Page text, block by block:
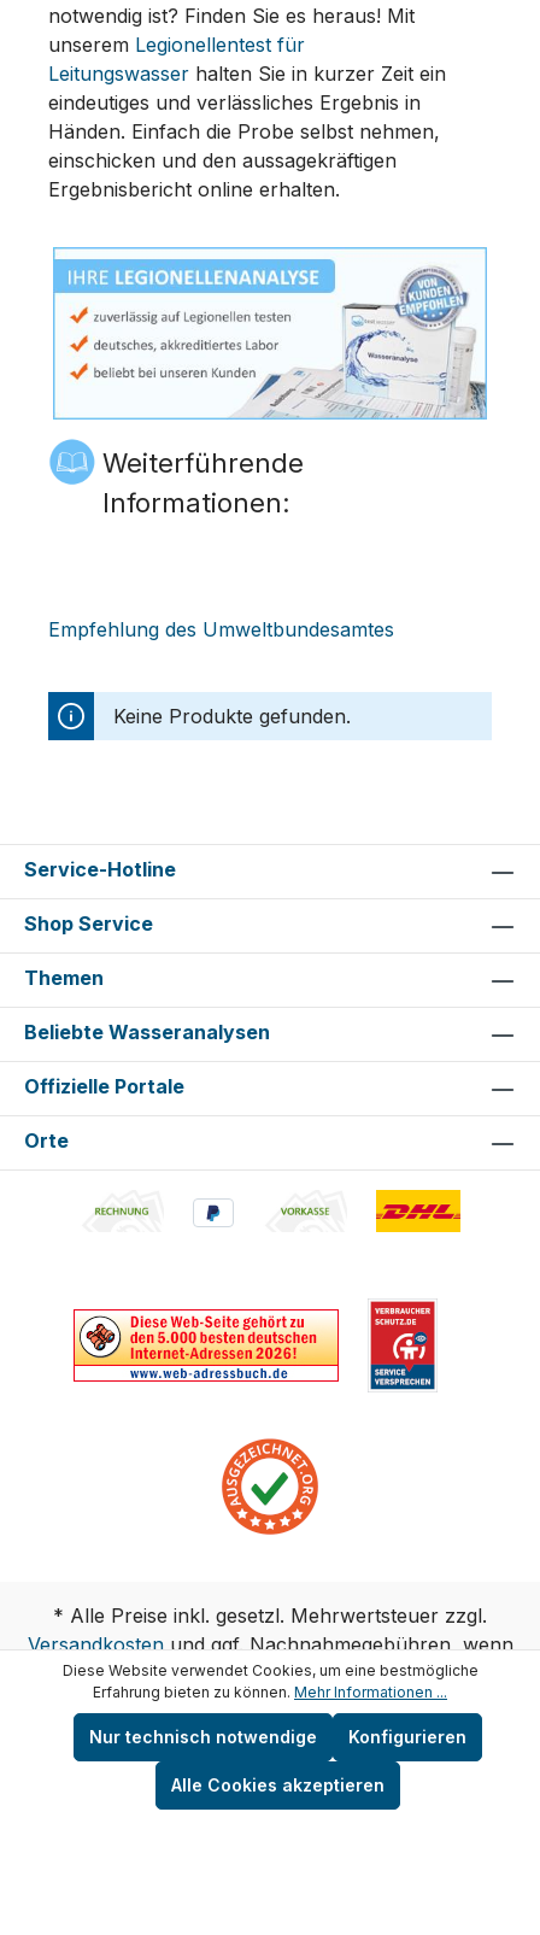
notwendig ist? Finden Sie es heraus! Mit
unserem Legionellentest für
Leitungswasser halten Sie in kurzer Zeit ein
eindeutiges und verlässliches Ergebnis in
Händen. Einfach die Probe selbst nehmen,
einschicken und den aussagekräftigen
Ergebnisbericht online erhalten.
Weiterführende
Informationen:
Empfehlung des Umweltbundesamtes
Keine Produkte gefunden.
Service-Hotline
Shop Service
Themen
Beliebte Wasseranalysen
Offizielle Portale
Orte
* Alle Preise inkl. gesetzl. Mehrwertsteuer zzgl.
Versandkostenund ggf. Nachnahmegebühren, wenn
nicht anders angegeben.
Copyright © test-wasser.de
Diese Website verwendet Cookies, um eine bestmögliche
Erfahrung bieten zu können. Mehr Informationen ...
Nur technisch notwendige Konfigurieren
Alle Cookies akzeptieren
Vertrag widerrufen